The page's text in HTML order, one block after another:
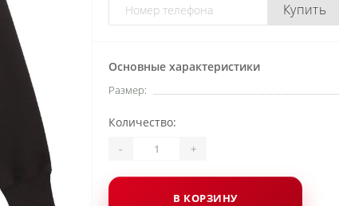
Купить
Основные характеристики
Размер:
Количество:
- +
В КОРЗИНУ